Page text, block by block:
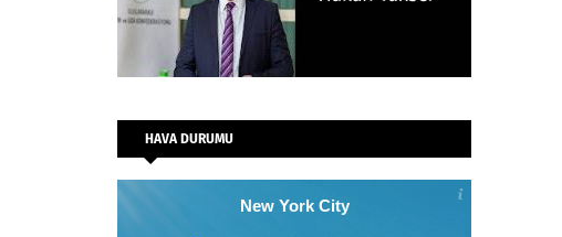
HAVA DURUMU
New York City